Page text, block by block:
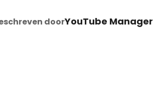
doorYouTube Manager